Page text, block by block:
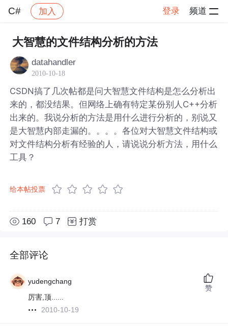
C# 加入 登录 频道
社区 C# 帖子详情
大智慧的文件结构分析的方法
datahandler
2010-10-18
CSDN搞了几次帖都是问大智慧文件结构是怎么分析出
来的，都没结果。但网络上确有特定某份别人C++分析
出来的。我说分析的方法是用什么进行分析的，别说又
是大智慧内部走漏的。。。。各位对大智慧文件结构或
对文件结构分析有经验的人，请说说分析方法，用什么
工具？
给本帖投票
160 7 打赏
全部评论
yudengchang
厉害,顶......
2010-10-19
赞